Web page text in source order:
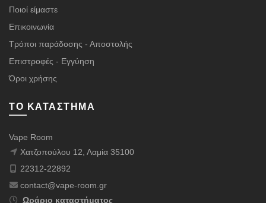
Ποιοί είμαστε
Επικοινωνία
Τρόποι παράδοσης - Αποστολής
Επιστροφές - Εγγύηση
Όροι χρήσης
ΤΟ ΚΑΤΆΣΤΗΜΑ
Vape Room
Χατζοπούλου 12, Λαμία 35100
22312-22892
contact@vape-room.gr
Ωράριο καταστήματος